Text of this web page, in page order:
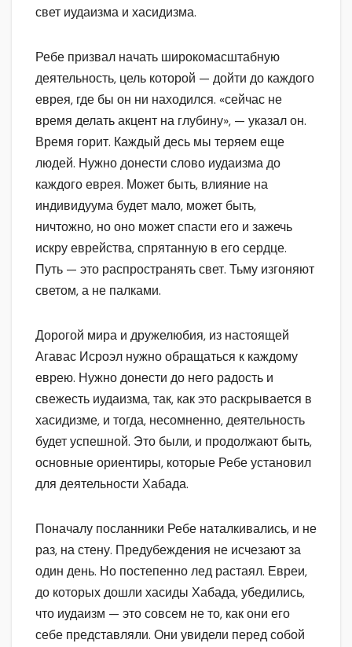
свет иудаизма и хасидизма.
Ребе призвал начать широкомасштабную
деятельность, цель которой — дойти до каждого
еврея, где бы он ни находился. «сейчас не
время делать акцент на глубину», — указал он.
Время горит. Каждый десь мы теряем еще
людей. Нужно донести слово иудаизма до
каждого еврея. Может быть, влияние на
индивидуума будет мало, может быть,
ничтожно, но оно может спасти его и зажечь
искру еврейства, спрятанную в его сердце.
Путь — это распространять свет. Тьму изгоняют
светом, а не палками.
Дорогой мира и дружелюбия, из настоящей
Агавас Исроэл нужно обращаться к каждому
еврею. Нужно донести до него радость и
свежесть иудаизма, так, как это раскрывается в
хасидизме, и тогда, несомненно, деятельность
будет успешной. Это были, и продолжают быть,
основные ориентиры, которые Ребе установил
для деятельности Хабада.
Поначалу посланники Ребе наталкивались, и не
раз, на стену. Предубеждения не исчезают за
один день. Но постепенно лед растаял. Евреи,
до которых дошли хасиды Хабада, убедились,
что иудаизм — это совсем не то, как они его
себе представляли. Они увидели перед собой